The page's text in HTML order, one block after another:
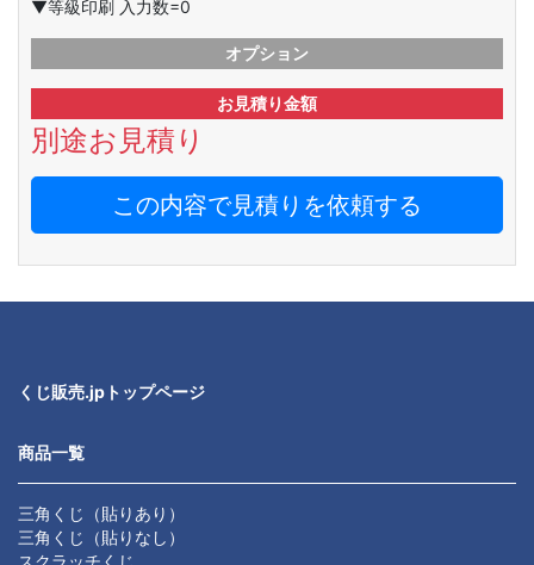
▼等級印刷 入力数=0
オプション
お見積り金額
別途お見積り
この内容で見積りを依頼する
くじ販売.jpトップページ
商品一覧
三角くじ（貼りあり）
三角くじ（貼りなし）
スクラッチくじ